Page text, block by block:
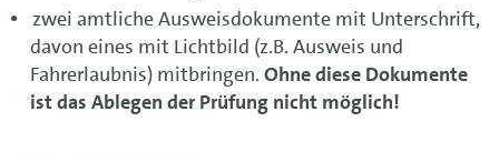
zwei amtliche Ausweisdokumente mit Unterschrift,
davon eines mit Lichtbild (z.B. Ausweis und
Fahrerlaubnis) mitbringen. Ohne diese Dokumente
ist das Ablegen der Prüfung nicht möglich!